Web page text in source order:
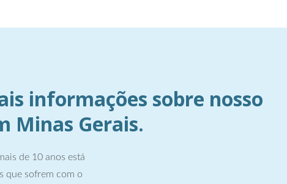
informações sobre nosso
Minas Gerais.
de 10 anos está
que sofrem com o